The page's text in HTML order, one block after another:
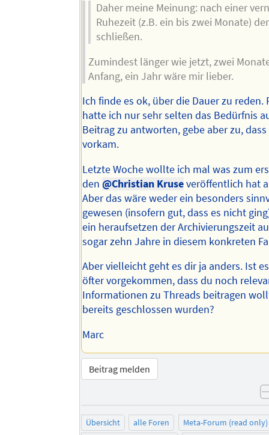
Daher meine Meinung: nach einer
Ruhezeit (z.B. ein bis zwei Monate)
schließen.
Zumindest länger wie jetzt, zwei
Anfang, ein Jahr wäre mir lieber.
Ich finde es ok, über die Dauer zu reden.
hatte ich nur sehr selten das Bedürfnis
Beitrag zu antworten, gebe aber zu,
vorkam.
Letzte Woche wollte ich mal was zum
den@Christian Kruseveröffentlich hat
Aber das wäre weder ein besonders
gewesen (insofern gut, dass es nicht
ein heraufsetzen der Archivierungszeit
sogar zehn Jahre in diesem konkreten
Aber vielleicht geht es dir ja anders. Ist
öfter vorgekommen, dass du noch
Informationen zu Threads beitragen
bereits geschlossen wurden?
Marc
Beitrag melden
Übersicht alle Foren
Meta-Forum (read only)